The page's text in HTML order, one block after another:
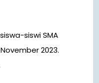
siswi SMA
2023.